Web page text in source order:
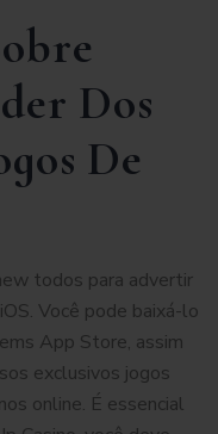
Dos
De
todos para advertir
Você pode baixá-lo
App Store, assim
exclusivos jogos
online. É essencial